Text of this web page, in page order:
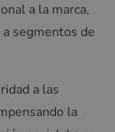
a la marca,
segmentos de
a las
la